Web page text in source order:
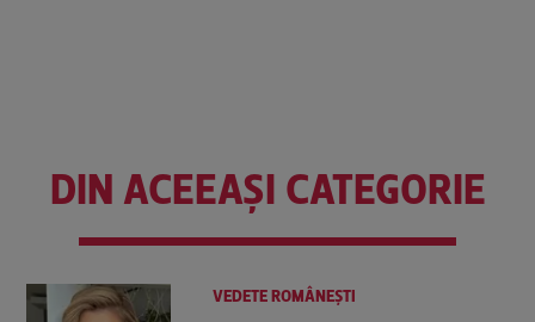
DIN ACEEAȘI CATEGORIE
VEDETE ROMÂNEŞTI